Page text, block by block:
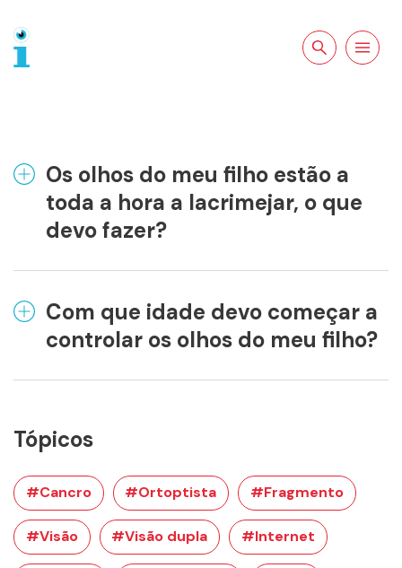
Pesquisar no
Abrir a
Os olhos do meu filho estão a
toda a hora a lacrimejar, o que
devo fazer?
Com que idade devo começar a
controlar os olhos do meu filho?
Tópicos
#Cancro #Ortoptista #Fragmento
#Visão #Visão dupla #Internet